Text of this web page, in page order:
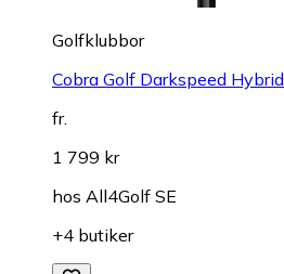
Golfklubbor
Cobra Golf Darkspeed Hybrid
fr.
1 799 kr
hos All4Golf SE
+4 butiker